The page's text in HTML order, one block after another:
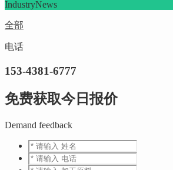
IndustryNews
全部
电话
153-4381-6777
免费获取今日报价
Demand feedback